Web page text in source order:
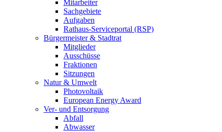
Mitarbeiter
Sachgebiete
Aufgaben
Rathaus-Serviceportal (RSP)
Bürgermeister & Stadtrat
Mitglieder
Ausschüsse
Fraktionen
Sitzungen
Natur & Umwelt
Photovoltaik
European Energy Award
Ver- und Entsorgung
Abfall
Abwasser